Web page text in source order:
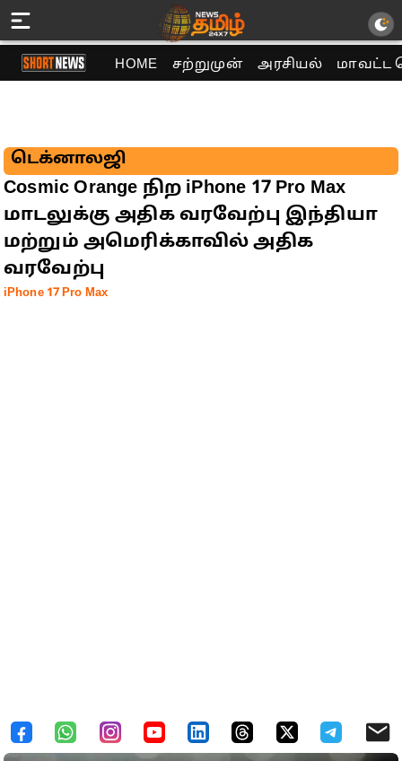
HOME சற்றுமுன் அரசியல் மாவட்ட
டெக்னாலஜி
Cosmic Orange நிற iPhone 17 Pro Max
மாடலுக்கு அதிக வரவேற்பு இந்தியா
மற்றும் அமெரிக்காவில் அதிக
வரவேற்பு
iPhone 17 Pro Max